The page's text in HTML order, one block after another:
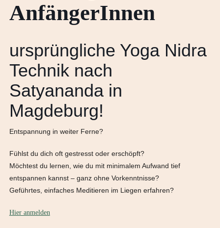
AnfängerInnen
ursprüngliche Yoga Nidra
Technik nach
Satyananda in
Magdeburg!
Entspannung in weiter Ferne?
Fühlst du dich oft gestresst oder erschöpft?
Möchtest du lernen, wie du mit minimalem Aufwand tief
entspannen kannst – ganz ohne Vorkenntnisse?
Geführtes, einfaches Meditieren im Liegen erfahren?
Hier anmelden